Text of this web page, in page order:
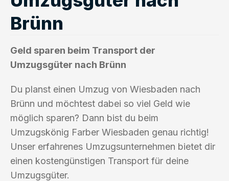
Brünn
Geld sparen beim Transport der
Umzugsgüter nach Brünn
Du planst einen Umzug von Wiesbaden nach
Brünn und möchtest dabei so viel Geld wie
möglich sparen? Dann bist du beim
Umzugskönig Farber Wiesbaden genau richtig!
Unser erfahrenes Umzugsunternehmen bietet dir
einen kostengünstigen Transport für deine
Umzugsgüter.